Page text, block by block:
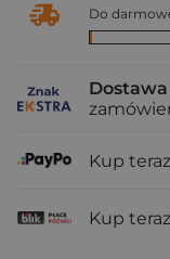
Do
Dostawa
Kup
Kup